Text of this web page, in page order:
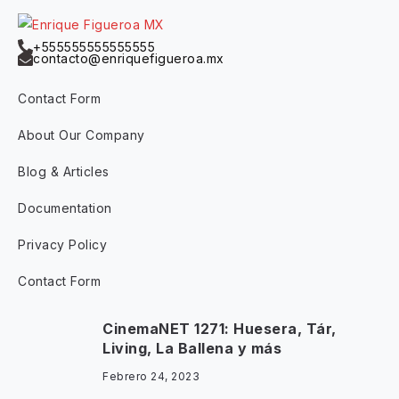
+555555555555555
contacto@enriquefigueroa.mx
Contact Form
About Our Company
Blog & Articles
Documentation
Privacy Policy
Contact Form
CinemaNET 1271: Huesera, Tár,
Living, La Ballena y más
Febrero 24, 2023